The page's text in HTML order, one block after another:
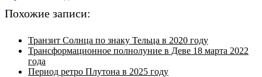
Похожие записи:
Транзит Солнца по знаку Тельца в 2020 году
Трансформационное полнолуние в Деве 18 марта 2022
года
Период ретро Плутона в 2025 году